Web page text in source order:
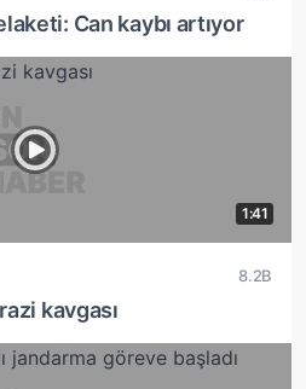
Can kaybı artıyor
1:41
8.2B
kavgası